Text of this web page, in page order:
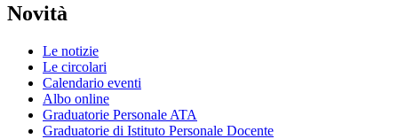
Novità
Le notizie
Le circolari
Calendario eventi
Albo online
Graduatorie Personale ATA
Graduatorie di Istituto Personale Docente